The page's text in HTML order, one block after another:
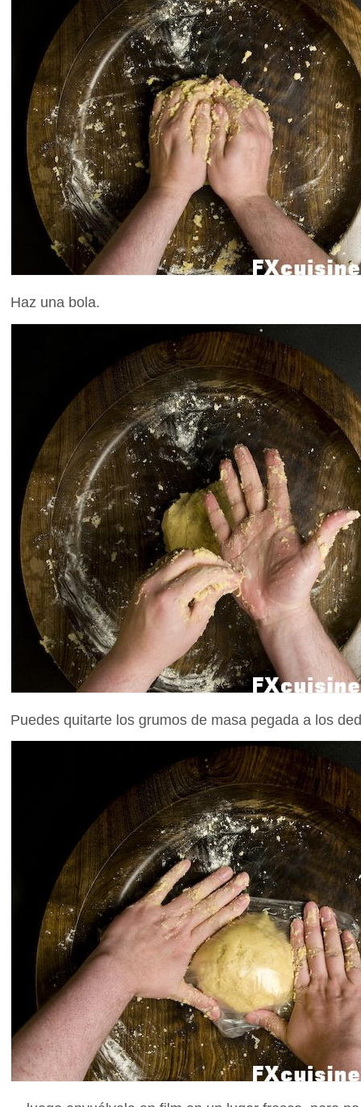
Haz una bola.
Puedes quitarte los grumos de masa pegada a los